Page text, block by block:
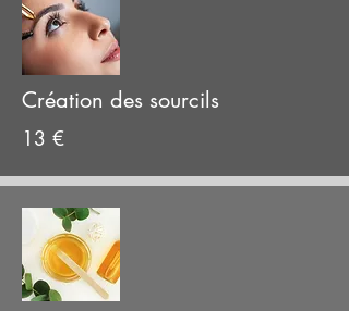
Création des sourcils
13 €